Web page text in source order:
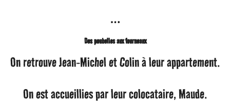
…
Des poubelles aux fourneaux
On retrouve Jean-Michel et Colin à leur appartement.
On est accueillies par leur colocataire, Maude.